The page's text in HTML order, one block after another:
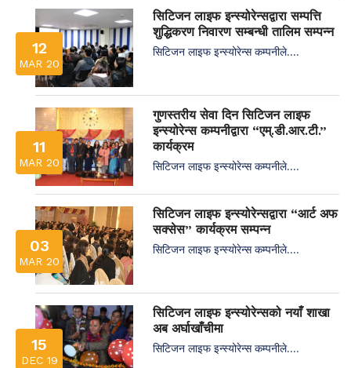
12
MAR 20
सिटिजन लाइफ इन्स्योरेन्सद्वारा सम्पत्ति
शुद्धिकरण निवारण सम्बन्धी तालिम सम्पन्न
सिटिजन लाइफ इन्स्योरेन्स कम्पनीले....
11
MAR 20
गुणस्तरीय सेवा दिन सिटिजन लाइफ
इन्स्योरेन्स कम्पनीद्वारा “एम्.डी.आर.टी.”
कार्यक्रम
सिटिजन लाइफ इन्स्योरेन्स कम्पनीले....
03
MAR 20
सिटिजन लाइफ इन्स्योरेन्सद्वारा “आर्ट अफ
सक्सेस” कार्यक्रम सम्पन्न
सिटिजन लाइफ इन्स्योरेन्स कम्पनीले....
15
DEC 19
सिटिजन लाइफ इन्स्योरेन्सको नयाँ शाखा
अब अर्घाखाँचीमा
सिटिजन लाइफ इन्स्योरेन्स कम्पनीले....